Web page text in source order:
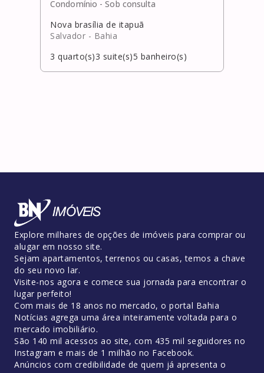
Condomínio -Sob consulta
Nova brasília de itapuã
Salvador - Bahia
3 quarto(s)3 suite(s)5 banheiro(s)
Explore milhares de opções de imóveis para comprar ou
alugar em nosso site.
Sejam apartamentos, terrenos ou casas, temos a chave
do seu novo lar.
Visite-nos agora e comece sua jornada para encontrar o
lugar perfeito!
Com mais de 18 anos no mercado, o portal Bahia
Notícias agrega uma área inteiramente voltada para o
mercado imobiliário.
São 140 mil acessos ao site, com 435 mil seguidores no
Instagram e mais de 1 milhão no Facebook.
Anúncios com credibilidade de quem já apresenta o